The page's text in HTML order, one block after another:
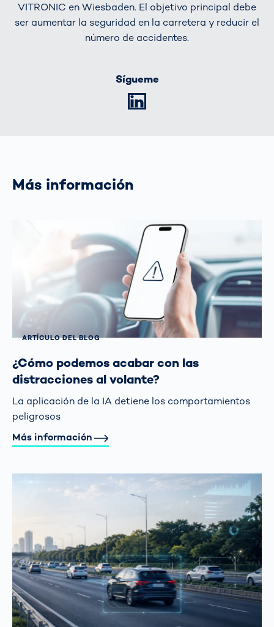
VITRONIC en Wiesbaden. El objetivo principal debe
ser aumentar la seguridad en la carretera y reducir el
número de accidentes.
Sígueme
Más información
ARTÍCULO DEL BLOG
¿Cómo podemos acabar con las
distracciones al volante?
La aplicación de la IA detiene los comportamientos
peligrosos
Más información